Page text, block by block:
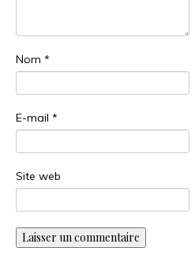
Nom *
E-mail *
Site web